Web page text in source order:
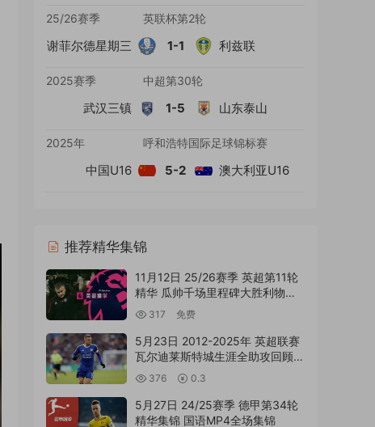
25/26赛季 英联杯第2轮
谢菲尔德星期三 1-1 利兹联
2025赛季 中超第30轮
武汉三镇 1-5 山东泰山
2025年 呼和浩特国际足球锦标赛
中国U16 5-2 澳大利亚U16
推荐精华集锦
11月12日 25/26赛季 英超第11轮
精华 瓜帅千场里程碑大胜利物浦
国语MP4精华集锦
317 免费
5月23日 2012-2025年 英超联赛
瓦尔迪莱斯特城生涯全助攻回顾
外语MP4高清精华集锦
376 0.3
5月27日 24/25赛季 德甲第34轮
精华集锦 国语MP4全场集锦